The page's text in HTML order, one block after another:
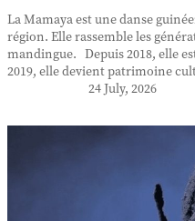
La Mamaya est une danse
région. Elle rassemble les
mandingue. Depuis 2018, elle
2019, elle devient patrimoine
24 July, 2026